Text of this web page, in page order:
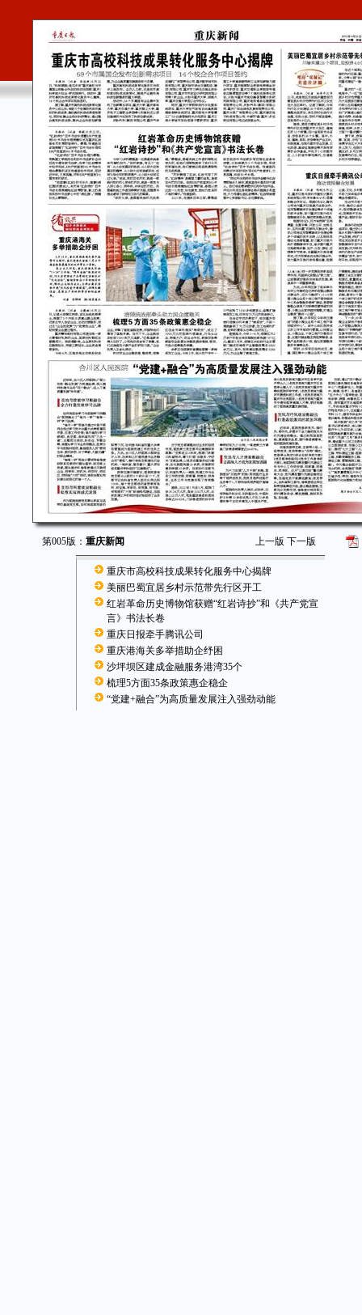
第005版： 重庆新闻 上一版 下一版
重庆市高校科技成果转化服务中心揭牌
美丽巴蜀宜居乡村示范带先行区开工
红岩革命历史博物馆获赠“红岩诗抄”和《共产党宣
言》书法长卷
重庆日报牵手腾讯公司
重庆港海关多举措助企纾困
沙坪坝区建成金融服务港湾35个
梳理5方面35条政策惠企稳企
“党建+融合”为高质量发展注入强劲动能